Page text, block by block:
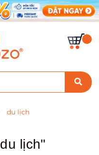
du lịch
du lịch"